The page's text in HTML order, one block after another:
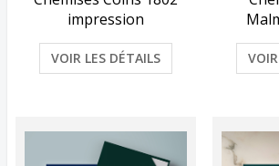
impression
VOIR LES DÉTAILS